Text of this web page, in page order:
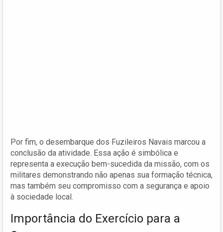
Por fim, o desembarque dos Fuzileiros Navais marcou a
conclusão da atividade. Essa ação é simbólica e
representa a execução bem-sucedida da missão, com os
militares demonstrando não apenas sua formação técnica,
mas também seu compromisso com a segurança e apoio
à sociedade local.
Importância do Exercício para a